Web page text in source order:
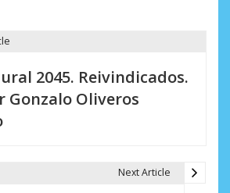
2045. Reivindicados.
Gonzalo Oliveros
Next Article